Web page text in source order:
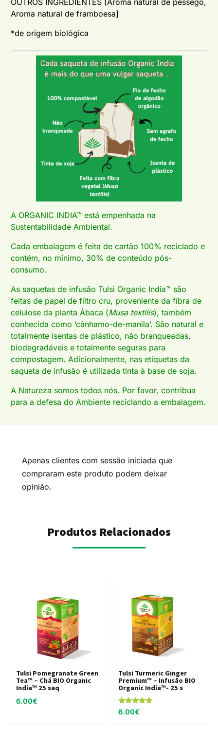
Aroma natural de framboesa]
*de origem biológica
A ORGANIC INDIA™ está empenhada na
Sustentabilidade Ambiental.
Cada embalagem é feita de cartão 100% reciclado e
contém, no mínimo, 30% de conteúdo pós-
consumo.
As saquetas de infusão Tulsi Organic India™ são
feitas de papel de filtro cru, proveniente da fibra de
celulose da planta Ábaca (Musa textilis), também
conhecida como ‘cânhamo-de-manila’. São natural e
totalmente isentas de plástico, não branqueadas,
biodegradáveis e totalmente seguras para
compostagem. Adicionalmente, nas etiquetas da
saqueta de infusão é utilizada tinta à base de soja.
A Natureza somos todos nós. Por favor, contribua
para a defesa do Ambiente reciclando a embalagem.
Apenas clientes com sessão iniciada que
compraram este produto podem deixar
opinião.
Produtos Relacionados
Tulsi Pomegranate Green
Tea™ – Chá BIO Organic
India™ 25 saq
6.00€
Tulsi Turmeric Ginger
Premium™ – Infusão BIO
Organic India™- 25 s
Avaliação
5.00
6.00€